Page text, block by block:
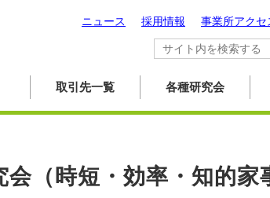
事業所アクセ
採用情報
ニュース
取引先一覧 各種研究会
（時短・効率・知的家